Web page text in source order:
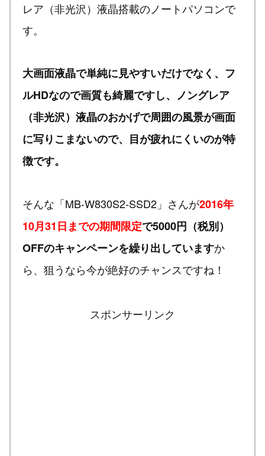
レア（非光沢）液晶搭載のノートパソコンで
す。
大画面液晶で単純に見やすいだけでなく、フ
ルHDなので画質も綺麗ですし、ノングレア
（非光沢）液晶のおかげで周囲の風景が画面
に写りこまないので、目が疲れにくいのが特
徴です。
そんな「MB-W830S2-SSD2」さんが2016年
10月31日までの期間限定で5000円（税別）
OFFのキャンペーンを繰り出していますか
ら、狙うなら今が絶好のチャンスですね！
スポンサーリンク